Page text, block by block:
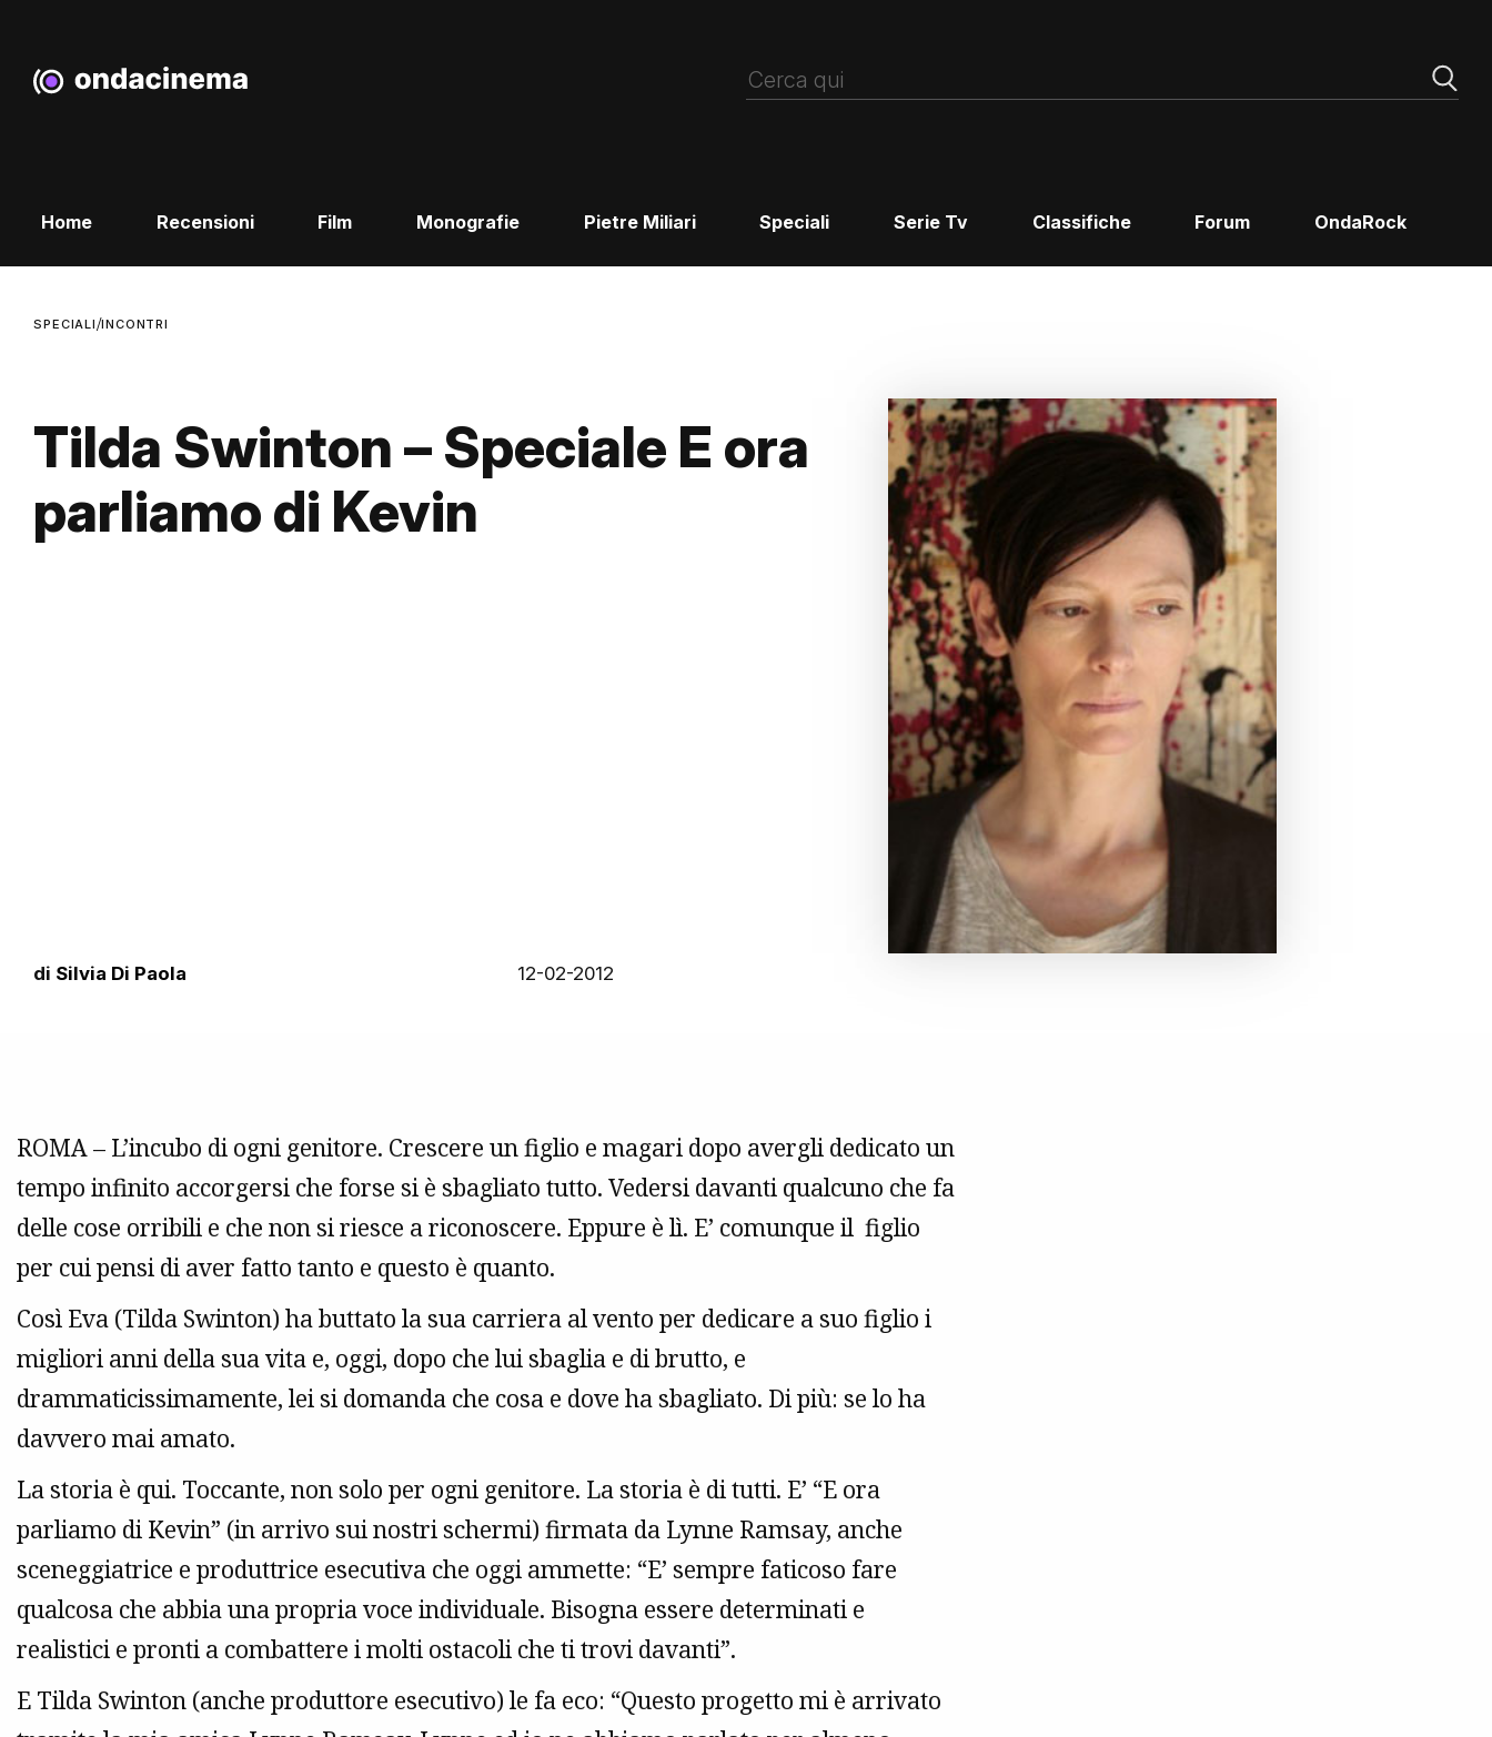
Home Recensioni Film Monografie Pietre Miliari Speciali Serie Tv Classifiche Forum OndaRock
SPECIALI/INCONTRI
Tilda Swinton – Speciale E ora
parliamo di Kevin
di Silvia Di Paola 12-02-2012
ROMA – L’incubo di ogni genitore. Crescere un figlio e magari dopo avergli dedicato un
tempo infinito accorgersi che forse si è sbagliato tutto. Vedersi davanti qualcuno che fa
delle cose orribili e che non si riesce a riconoscere. Eppure è lì. E’ comunque il figlio
per cui pensi di aver fatto tanto e questo è quanto.
Così Eva (Tilda Swinton) ha buttato la sua carriera al vento per dedicare a suo figlio i
migliori anni della sua vita e, oggi, dopo che lui sbaglia e di brutto, e
drammaticissimamente, lei si domanda che cosa e dove ha sbagliato. Di più: se lo ha
davvero mai amato.
La storia è qui. Toccante, non solo per ogni genitore. La storia è di tutti. E’ “E ora
parliamo di Kevin” (in arrivo sui nostri schermi) firmata da Lynne Ramsay, anche
sceneggiatrice e produttrice esecutiva che oggi ammette: “E’ sempre faticoso fare
qualcosa che abbia una propria voce individuale. Bisogna essere determinati e
realistici e pronti a combattere i molti ostacoli che ti trovi davanti”.
E Tilda Swinton (anche produttore esecutivo) le fa eco: “Questo progetto mi è arrivato